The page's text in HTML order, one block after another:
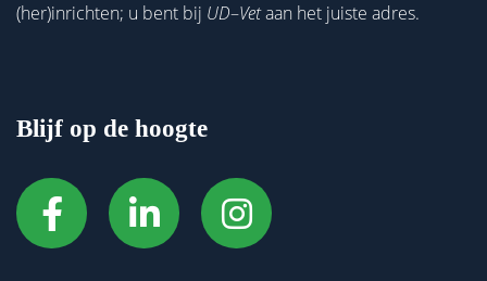
(her)inrichten; u bent bij UD–Vetaan het juiste adres.
Blijf op de hoogte